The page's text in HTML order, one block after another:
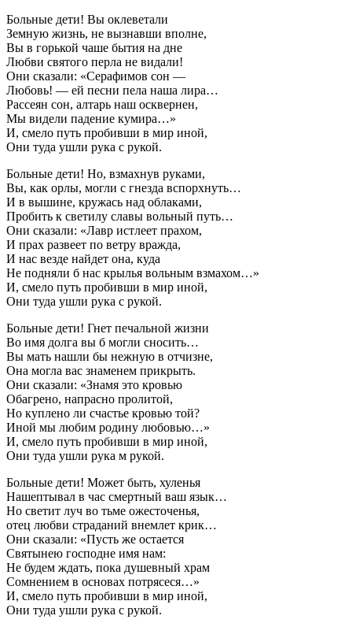
Больные дети! Вы оклеветали
Земную жизнь, не вызнавши вполне,
Вы в горькой чаше бытия на дне
Любви святого перла не видали!
Они сказали: «Серафимов сон —
Любовь! — ей песни пела наша лира…
Рассеян сон, алтарь наш осквернен,
Мы видели падение кумира…»
И, смело путь пробивши в мир иной,
Они туда ушли рука с рукой.
Больные дети! Но, взмахнув руками,
Вы, как орлы, могли с гнезда вспорхнуть…
И в вышине, кружась над облаками,
Пробить к светилу славы вольный путь…
Они сказали: «Лавр истлеет прахом,
И прах развеет по ветру вражда,
И нас везде найдет она, куда
Не подняли б нас крылья вольным взмахом…»
И, смело путь пробивши в мир иной,
Они туда ушли рука с рукой.
Больные дети! Гнет печальной жизни
Во имя долга вы б могли сносить…
Вы мать нашли бы нежную в отчизне,
Она могла вас знаменем прикрыть.
Они сказали: «Знамя это кровью
Обагрено, напрасно пролитой,
Но куплено ли счастье кровью той?
Иной мы любим родину любовью…»
И, смело путь пробивши в мир иной,
Они туда ушли рука м рукой.
Больные дети! Может быть, хуленья
Нашептывал в час смертный ваш язык…
Но светит луч во тьме ожесточенья,
отец любви страданий внемлет крик…
Они сказали: «Пусть же остается
Святынею господне имя нам:
Не будем ждать, пока душевный храм
Сомнением в основах потрясеся…»
И, смело путь пробивши в мир иной,
Они туда ушли рука с рукой.